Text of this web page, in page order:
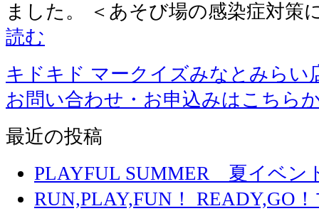
ました。 ＜あそび場の感染症対策
読む
キドキド マークイズみなとみらい
お問い合わせ・お申込みはこちら
最近の投稿
PLAYFUL SUMMER 夏イベ
RUN,PLAY,FUN！ READY,GO